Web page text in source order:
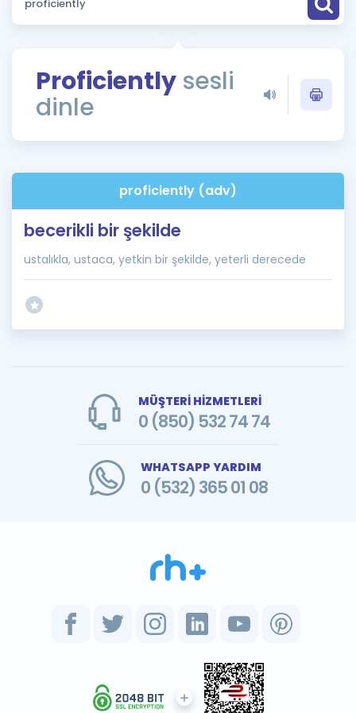
Puan Hesaplama
ÖSYM Sınav Takvimi
Kampanyalar
İngilizce Gramer
Proficiently sesli
dinle
proficiently (adv)
becerikli bir şekilde
ustalıkla, ustaca, yetkin bir şekilde, yeterli derecede
MÜŞTERİ HİZMETLERİ
0 (850) 532 74 74
WHATSAPP YARDIM
0 (532) 365 01 08